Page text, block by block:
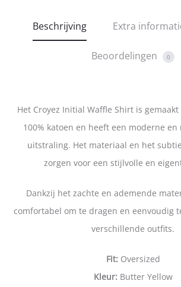
Beschrijving Extra
Beoordelingen 0
Het Croyez Initial Waffle Shirt is
100% katoen en heeft een moderne
uitstraling. Het materiaal en het
zorgen voor een stijlvolle en
Dankzij het zachte en ademende
comfortabel om te dragen en eenvoudig
verschillende outfits.
Fit: Oversized
Kleur: Butter Yellow